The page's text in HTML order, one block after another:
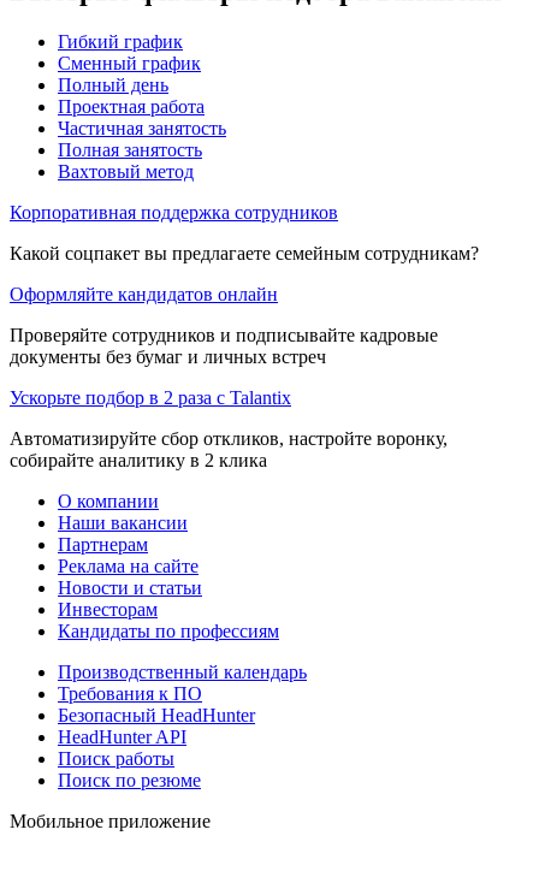
Гибкий график
Сменный график
Полный день
Проектная работа
Частичная занятость
Полная занятость
Вахтовый метод
Корпоративная поддержка сотрудников
Какой соцпакет вы предлагаете семейным сотрудникам?
Оформляйте кандидатов онлайн
Проверяйте сотрудников и подписывайте кадровые
документы без бумаг и личных встреч
Ускорьте подбор в 2 раза с Talantix
Автоматизируйте сбор откликов, настройте воронку,
собирайте аналитику в 2 клика
О компании
Наши вакансии
Партнерам
Реклама на сайте
Новости и статьи
Инвесторам
Кандидаты по профессиям
Производственный календарь
Требования к ПО
Безопасный HeadHunter
HeadHunter API
Поиск работы
Поиск по резюме
Мобильное приложение